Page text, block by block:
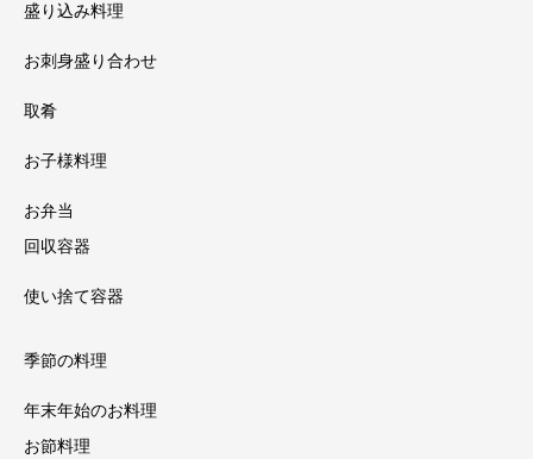
盛り込み料理
お刺身盛り合わせ
取肴
お子様料理
お弁当
回収容器
使い捨て容器
季節の料理
年末年始のお料理
お節料理